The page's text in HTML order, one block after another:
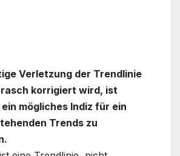
Verletzung der Trendlinie
korrigiert wird, ist
mögliches Indiz für ein
Trends zu